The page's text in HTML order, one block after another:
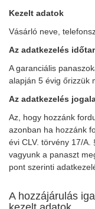
Kezelt adatok
Vásárló neve,
Az adatkezelés
A garanciális
alapján 5 évig őrizzük
Az adatkezelés
Az, hogy hozzánk
azonban ha hozzánk
évi CLV. törvény 17/
vagyunk a panaszt
pont szerinti
A hozzájárulás